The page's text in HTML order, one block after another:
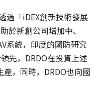
過「iDEX創新技術發展
於新創公司增加中、
系統，印度的國防研究
先，DRDO在投資上述
，同時，DRDO也向國